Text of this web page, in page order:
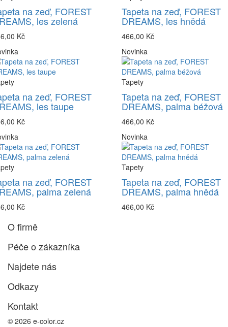
na zeď, FOREST
les zelená
Kč
Tapeta na zeď, FOREST
DREAMS, les hnědá
466,00 Kč
na zeď, FOREST
les taupe
Kč
Novinka
Tapety
Tapeta na zeď, FOREST
DREAMS, palma béžová
466,00 Kč
na zeď, FOREST
palma zelená
Kč
Novinka
Tapety
Tapeta na zeď, FOREST
DREAMS, palma hnědá
466,00 Kč
O firmě
Péče o zákazníka
Najdete nás
Odkazy
Kontakt
© 2026 e-color.cz